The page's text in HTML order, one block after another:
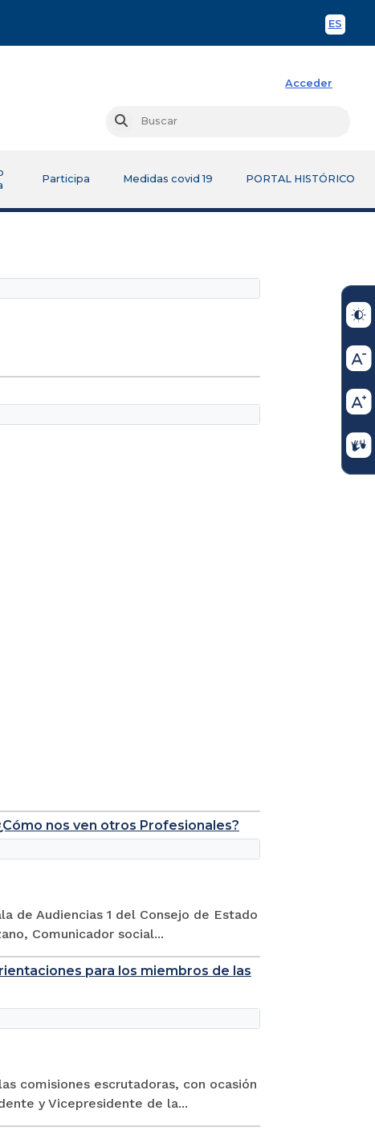
ES
Acceder
Buscar
Participa Medidas covid 19 PORTAL HISTÓRICO
nos ven otros Profesionales?
de Audiencias 1 del Consejo de Estado
Comunicador social...
para los miembros de las
comisiones escrutadoras, con ocasión
y Vicepresidente de la...